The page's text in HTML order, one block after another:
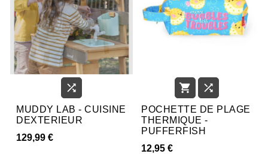

MUDDY LAB - CUISINE
DEXTERIEUR
129,99 €
 
POCHETTE DE PLAGE
THERMIQUE -
PUFFERFISH
12,95 €